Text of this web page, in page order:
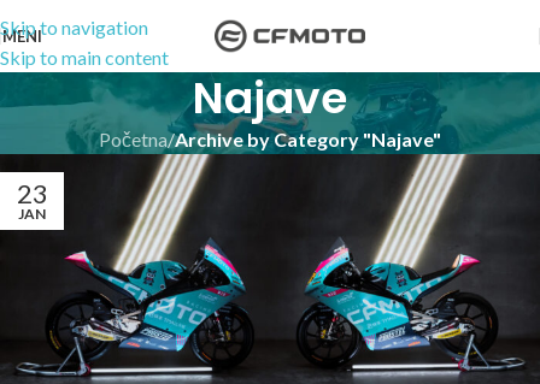
Skip to navigation
Skip to main content
MENI
Najave
Početna/Archive by Category "Najave"
23
JAN